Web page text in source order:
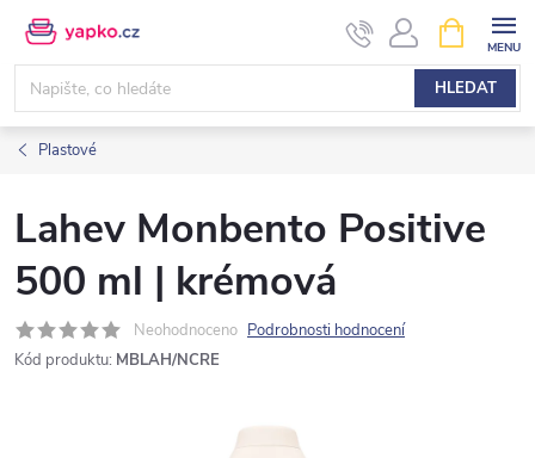
Přejít
obsah
HLEDAT
NÁKUPNÍ
KOŠÍK
Plastové
Lahev Monbento Positive
500 ml | krémová
Neohodnoceno Podrobnosti hodnocení
Kód produktu: MBLAH/NCRE